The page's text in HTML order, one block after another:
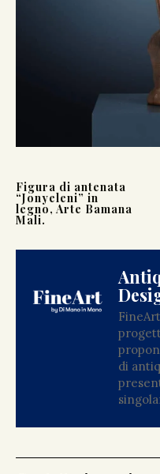
Figura di antenata
“Jonyeleni” in
legno, Arte Bamana
Mali.
di